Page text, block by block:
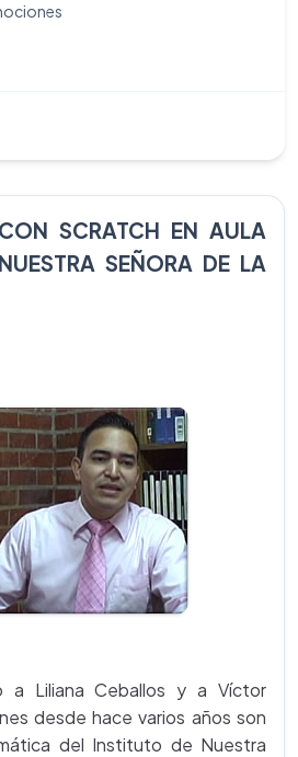
SCRATCH EN AULA
SEÑORA DE LA
a Liliana Ceballos y a Víctor
desde hace varios años son
del Instituto de Nuestra